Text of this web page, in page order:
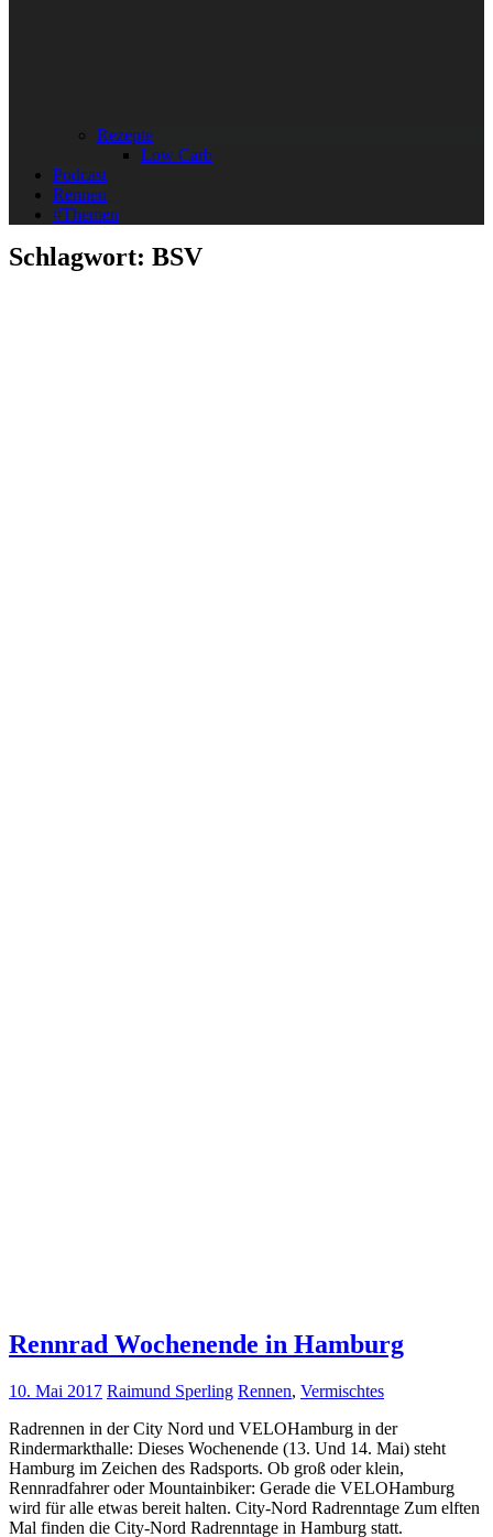
Rezepte
Low Carb
Podcast
Rennen
#Themen
Schlagwort: BSV
Rennrad Wochenende in Hamburg
10. Mai 2017 Raimund Sperling Rennen, Vermischtes
Radrennen in der City Nord und VELOHamburg in der
Rindermarkthalle: Dieses Wochenende (13. Und 14. Mai) steht
Hamburg im Zeichen des Radsports. Ob groß oder klein,
Rennradfahrer oder Mountainbiker: Gerade die VELOHamburg
wird für alle etwas bereit halten. City-Nord Radrenntage Zum elften
Mal finden die City-Nord Radrenntage in Hamburg statt.